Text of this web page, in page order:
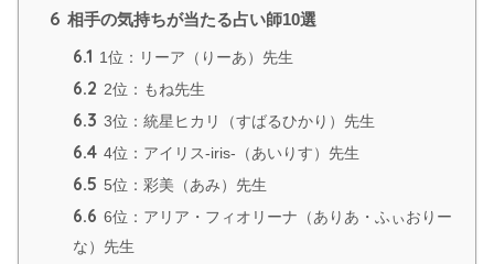
6 相手の気持ちが当たる占い師10選
6.1 1位：リーア（りーあ）先生
6.2 2位：もね先生
6.3 3位：統星ヒカリ（すばるひかり）先生
6.4 4位：アイリス-iris-（あいりす）先生
6.5 5位：彩美（あみ）先生
6.6 6位：アリア・フィオリーナ（ありあ・ふぃおりー
な）先生